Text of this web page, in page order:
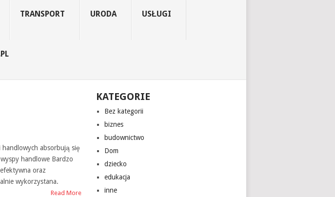
TRANSPORT URODA USŁUGI
absorbują się
handlowe Bardzo
oraz
wykorzystana.
Read More
KATEGORIE
Bez kategorii
biznes
budownictwo
Dom
dziecko
edukacja
inne